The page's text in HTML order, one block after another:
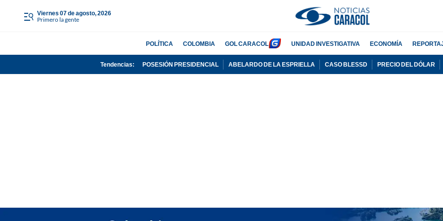
viernes 07 de agosto, 2026
Primero la gente
POLÍTICA COLOMBIA GOL CARACOL UNIDAD INVESTIGATIVA ECONOMÍA
Tendencias: POSESIÓN PRESIDENCIAL ABELARDO DE LA ESPRIELLA CASO BLESSD PRECIO DEL DÓLAR